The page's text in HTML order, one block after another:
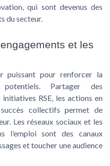
qui sont devenus des
du secteur.
et les
puissant pour renforcer la
Partager des
RSE, les actions en
collectifs permet de
Les réseaux sociaux et les
l’emploi sont des canaux
et toucher une audience